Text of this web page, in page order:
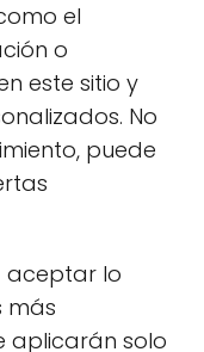
el
o
este sitio y
No
puede
aceptar lo
más
aplicarán solo
aireación,
más
los
También
está